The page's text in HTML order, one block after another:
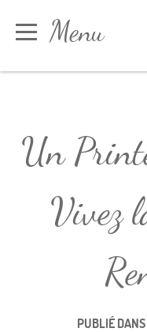
Menu
Un
Vivez
PUBLIÉ DANS